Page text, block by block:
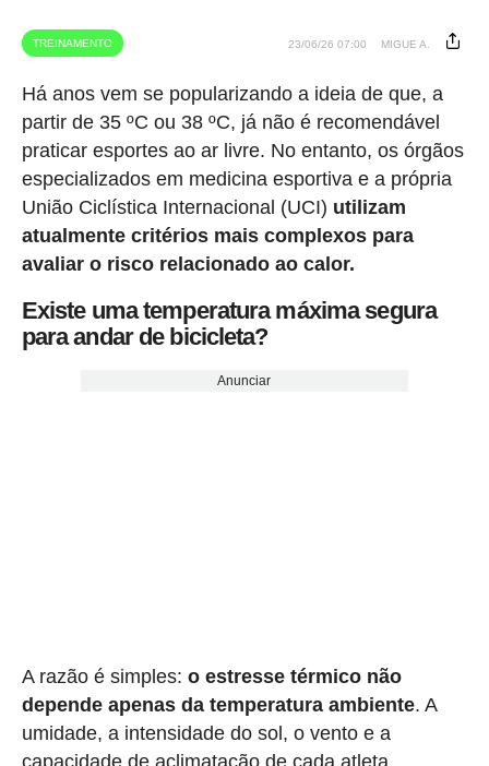
TREINAMENTO 23/06/26 07:00 MIGUE A.
Há anos vem se popularizando a ideia de que, a
partir de 35 ºC ou 38 ºC, já não é recomendável
praticar esportes ao ar livre. No entanto, os órgãos
especializados em medicina esportiva e a própria
União Ciclística Internacional (UCI) utilizam
atualmente critérios mais complexos para
avaliar o risco relacionado ao calor.
Existe uma temperatura máxima segura
para andar de bicicleta?
Anunciar
A razão é simples: o estresse térmico não
depende apenas da temperatura ambiente. A
umidade, a intensidade do sol, o vento e a